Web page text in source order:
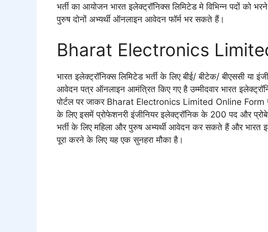
भर्ती का आयोजन भारत इलेक्ट्रॉनिक्स लिमिटेड मे विभिन्न पदों को
पुरुष दोनों अभ्यर्थी ऑनलाइन आवेदन फॉर्म भर सकते हैं।
Bharat Electronics
भारत इलेक्ट्रॉनिक्स लिमिटेड भर्ती के लिए बीई/ बीटेक/ बीएससी या
आवेदन पत्र ऑनलाइन आमंत्रित किए गए है उम्मीदवार भारत
पोर्टल पर जाकर Bharat Electronics Limited Online Form
के लिए इसमें प्रोफेशनरी इंजीनियर इलेक्ट्रॉनिक के 200 पद और
भर्ती के लिए महिला और पुरुष अभ्यर्थी आवेदन कर सकते हैं और भारत
पूरा करने के लिए यह एक सुनहरा मौका है।